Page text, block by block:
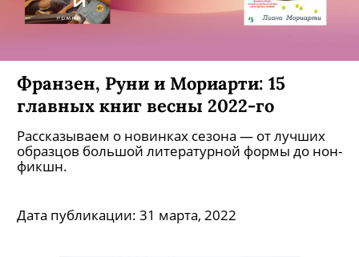
Франзен, Руни и Мориарти: 15
главных книг весны 2022-го
Рассказываем о новинках сезона — от лучших
образцов большой литературной формы до нон-
фикшн.
Дата публикации: 31 марта, 2022